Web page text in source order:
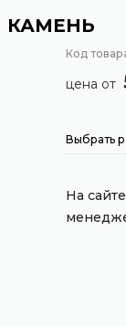
КАМЕНЬ
Код
цена от
Выбрать
На